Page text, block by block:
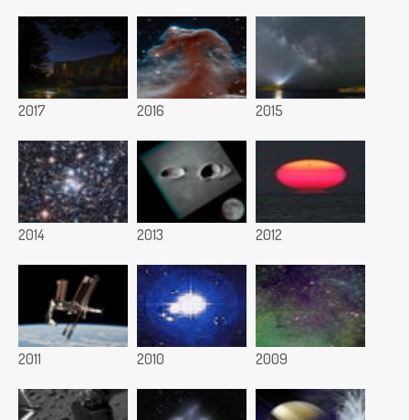
2017 2016 2015
2014 2013 2012
2011 2010 2009